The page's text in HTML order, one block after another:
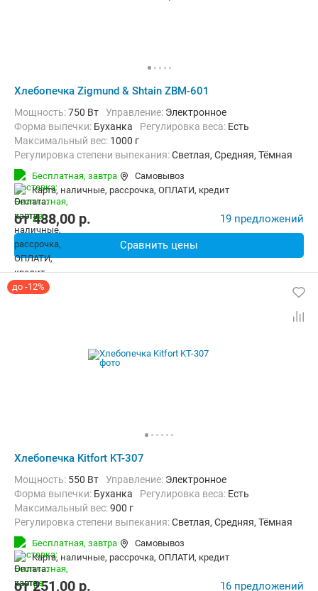
Хлебопечка Zigmund & Shtain ZBM-601
Мощность:750 Вт Управление: Электронное
Форма выпечки: Буханка регулировка веса: Есть
максимальный вес: 1000 г
Регулировка степени выпекания:Светлая, Средняя, Тёмная
Количество рецептов:
Дополнительные функции:
Материал корпуса: Пластик 6.3 кг
Бесплатная, завтра
Самовывоз
карта, наличные, рассрочка, ОПЛАТИ, кредит
от488,00 p. 19 предложений
Сравнить цены
до -12%
Хлебопечка Kitfort KT-307
Мощность: 550 Вт Управление: Электронное
Форма выпечки: Буханка регулировка веса: Есть
максимальный вес:900 г
Регулировка степени выпекания:Светлая, Средняя, Тёмная
Количество рецептов:
Дополнительные функции:
Материал корпуса: Пластик 3.7 кг
Бесплатная, завтра
Самовывоз
карта, наличные, рассрочка, ОПЛАТИ, кредит
от251,00 p. 16 предложений